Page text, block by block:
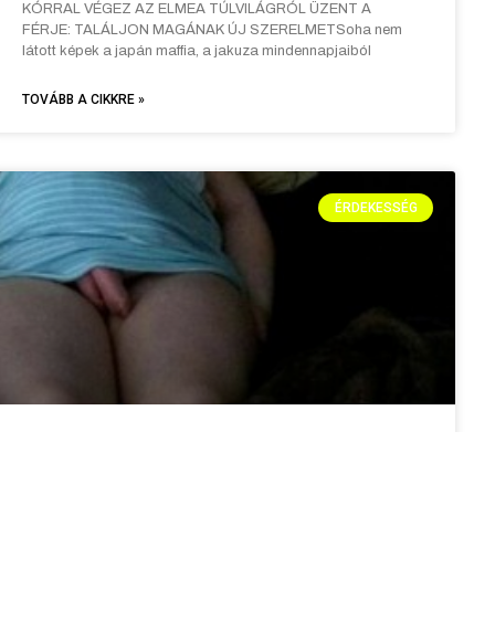
KÓRRAL VÉGEZ AZ ELMEA TÚLVILÁGRÓL ÜZENT A
FÉRJE: TALÁLJON MAGÁNAK ÚJ SZERELMETSoha nem
látott képek a japán maffia, a jakuza mindennapjaiból
TOVÁBB A CIKKRE »
ÉRDEKESSÉG